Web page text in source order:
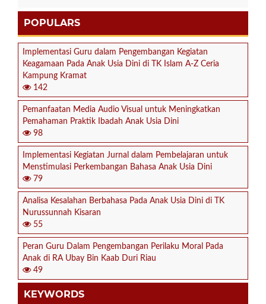
POPULARS
Implementasi Guru dalam Pengembangan Kegiatan
Keagamaan Pada Anak Usia Dini di TK Islam A-Z Ceria
Kampung Kramat
142
Pemanfaatan Media Audio Visual untuk Meningkatkan
Pemahaman Praktik Ibadah Anak Usia Dini
98
Implementasi Kegiatan Jurnal dalam Pembelajaran untuk
Menstimulasi Perkembangan Bahasa Anak Usia Dini
79
Analisa Kesalahan Berbahasa Pada Anak Usia Dini di TK
Nurussunnah Kisaran
55
Peran Guru Dalam Pengembangan Perilaku Moral Pada
Anak di RA Ubay Bin Kaab Duri Riau
49
KEYWORDS